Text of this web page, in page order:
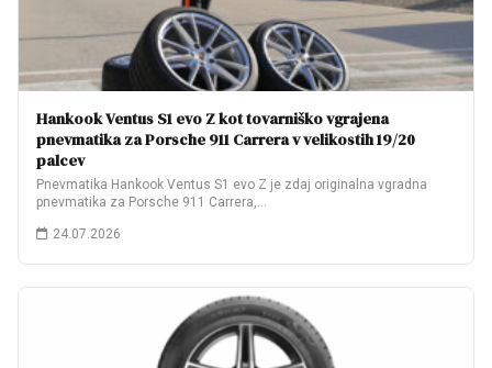
Hankook Ventus S1 evo Z kot tovarniško vgrajena
pnevmatika za Porsche 911 Carrera v velikostih 19/20
palcev
Pnevmatika Hankook Ventus S1 evo Z je zdaj originalna vgradna
pnevmatika za Porsche 911 Carrera,…
24.07.2026